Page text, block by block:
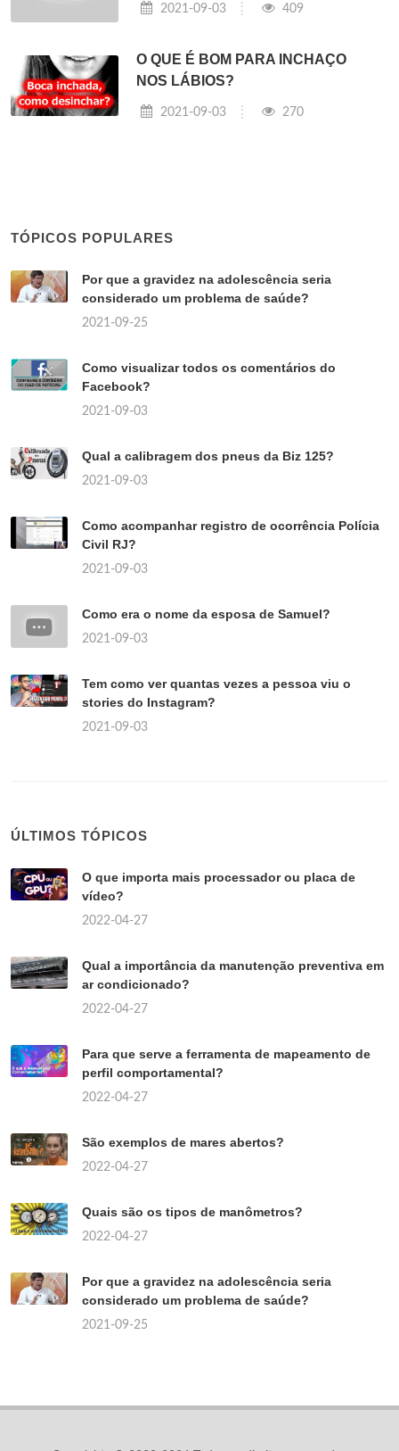
2021-09-03 409
O QUE É BOM PARA INCHAÇO
NOS LÁBIOS?
2021-09-03 270
TÓPICOS POPULARES
Por que a gravidez na adolescência seria
considerado um problema de saúde?
2021-09-25
Como visualizar todos os comentários do
Facebook?
2021-09-03
Qual a calibragem dos pneus da Biz 125?
2021-09-03
Como acompanhar registro de ocorrência Polícia
Civil RJ?
2021-09-03
Como era o nome da esposa de Samuel?
2021-09-03
Tem como ver quantas vezes a pessoa viu o
stories do Instagram?
2021-09-03
ÚLTIMOS TÓPICOS
O que importa mais processador ou placa de
vídeo?
2022-04-27
Qual a importância da manutenção preventiva em
ar condicionado?
2022-04-27
Para que serve a ferramenta de mapeamento de
perfil comportamental?
2022-04-27
São exemplos de mares abertos?
2022-04-27
Quais são os tipos de manômetros?
2022-04-27
Por que a gravidez na adolescência seria
considerado um problema de saúde?
2021-09-25